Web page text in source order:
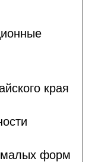
края
малых форм